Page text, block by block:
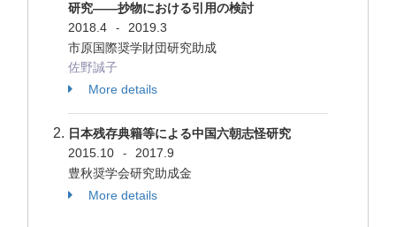
研究――抄物における引用の検討
2018.4
-
2019.3
市原国際奨学財団研究助成
佐野誠子
More details
日本残存典籍等による中国六朝志怪研究
2015.10
-
2017.9
豊秋奨学会研究助成金
More details